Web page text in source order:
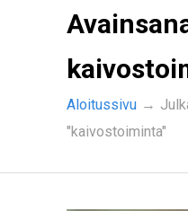
Aloitussivu →
"kaivostoiminta"